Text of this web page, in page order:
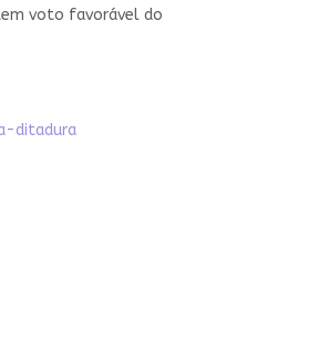
voto favorável do
ditadura